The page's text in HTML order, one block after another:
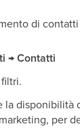
di contatti
→ Contatti
la disponibilità
per